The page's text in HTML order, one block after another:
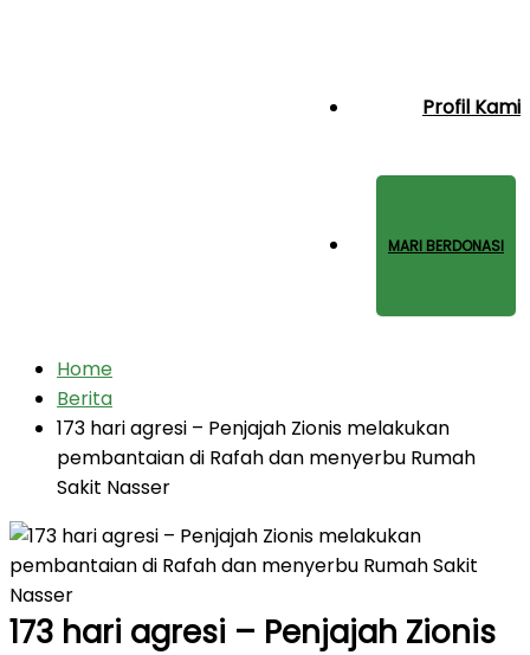
Profil Kami
MARI BERDONASI
Home
Berita
173 hari agresi – Penjajah Zionis melakukan
pembantaian di Rafah dan menyerbu Rumah
Sakit Nasser
173 hari agresi – Penjajah Zionis